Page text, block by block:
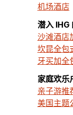
机场酒店
潜入 IHG
沙滩酒店
坎昆全包
牙买加全
家庭欢乐
亲子游推
美国主题